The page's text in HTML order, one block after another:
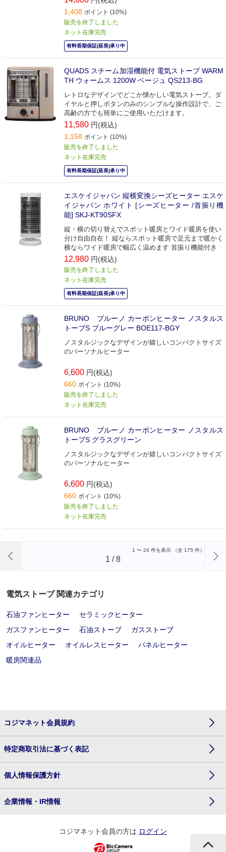
1,408 ポイント (10%)
販売を終了しました
ネット在庫完売
有料長期保証(延長)承り中
QUADS スチーム加湿機能付 電気ストーブ WARM
TH ウォームス 1200W ベージュ QS213-BG
レトロなデザインでどこか懐かしい電気ストーブ。ダ
イヤルと押しボタンのみのシンプルな操作設計で、ご
高齢の方でも簡単にご使用いただけます。
11,580 円(税込)
1,158 ポイント (10%)
販売を終了しました
ネット在庫完売
有料長期保証(延長)承り中
エスケイジャパン 縦横変換シーズヒーター エスケ
イジャパン ホワイト [シーズヒーター /首振り機
能] SKJ-KT90SFX
縦・横の切り替えでスポット暖房とワイド暖房を使い
分け自由自在！ 縦ならスポット暖房で足元まで暖かく
横ならワイド暖房で幅広く温めます 首振り機能付き
12,980 円(税込)
販売を終了しました
ネット在庫完売
有料長期保証(延長)承り中
BRUNO ブルーノ カーボンヒーター ノスタルス
トーブS ブルーグレー BOE117-BGY
ノスタルジックなデザインが嬉しいコンパクトサイズ
のパーソナルヒーター
6,600 円(税込)
660 ポイント (10%)
販売を終了しました
ネット在庫完売
BRUNO ブルーノ カーボンヒーター ノスタルス
トーブS グラスグリーン
ノスタルジックなデザインが嬉しいコンパクトサイズ
のパーソナルヒーター
6,600 円(税込)
660 ポイント (10%)
販売を終了しました
ネット在庫完売
1 〜 24 件を表示 （全 175 件）
1 /8
電気ストーブ 関連カテゴリ
石油ファンヒーター
セラミックヒーター
ガスファンヒーター
石油ストーブ
ガスストーブ
オイルヒーター
オイルレスヒーター
パネルヒーター
暖房関連品
コジマネット会員規約
特定商取引法に基づく表記
個人情報保護方針
企業情報・IR情報
コジマネット会員の方は ログイン